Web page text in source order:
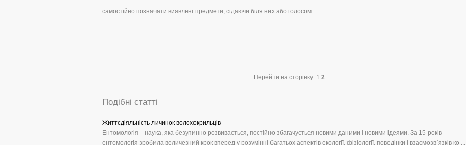
самостійно позначати виявлені предмети, сідаючи біля них або голосом.
Перейти на сторінку: 1 2
Подібні статті
Життєдіяльність личинок волохокрильців
Ентомологія – наука, яка безупинно розвивається, постійно збагачується новими даними і новими ідеями. За 15 років
ентомологія зробила величезний крок вперед у розумінні багатьох аспектів екології, фізіології, поведінки і взаємозв`язків ко ...